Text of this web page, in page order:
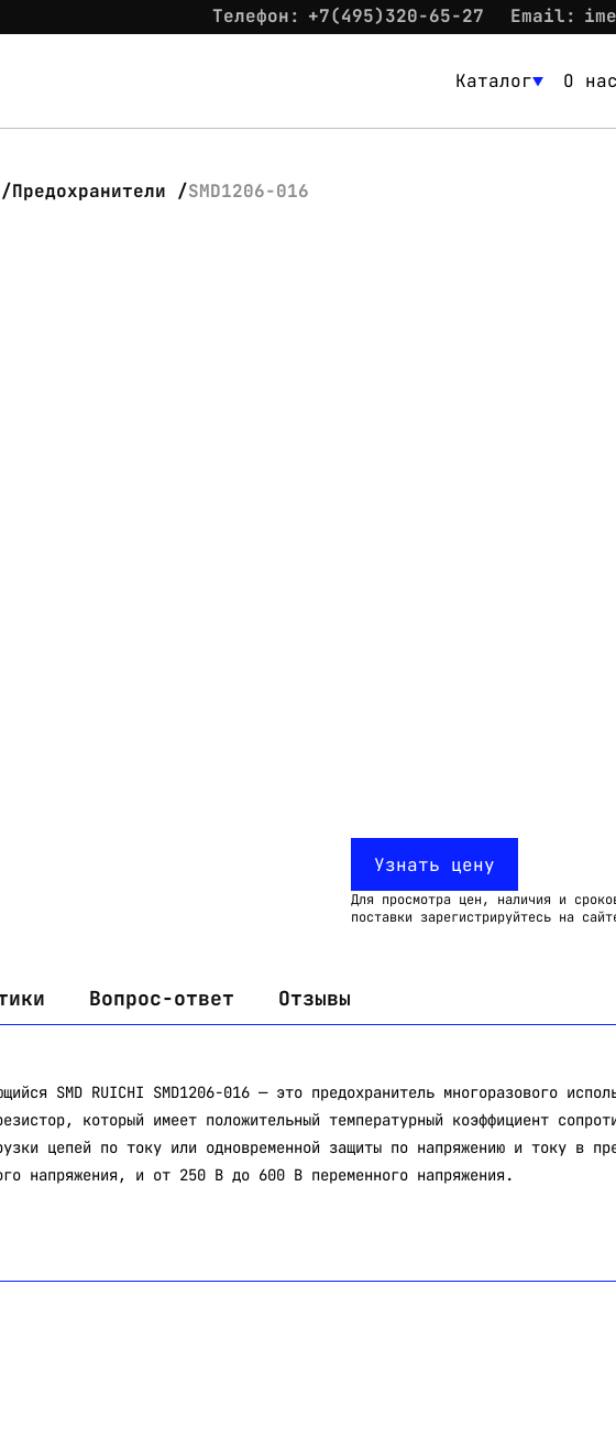
Телефон: +7(495)320-65-27 Email:
Каталог О нас
Предохранители SMD1206-016
Узнать цену
Для просмотра цен, наличия и
поставки зарегистрируйтесь на
Вопрос-ответ Отзывы
SMD RUICHI SMD1206-016 — это предохранитель многоразового
который имеет положительный температурный коэффициент
цепей по току или одновременной защиты по напряжению и току в
напряжения, и от 250 В до 600 В переменного напряжения.